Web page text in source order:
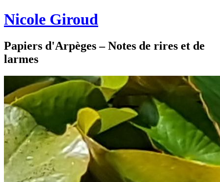
Nicole Giroud
Papiers d'Arpèges – Notes de rires et de
larmes